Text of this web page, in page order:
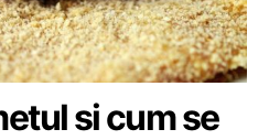
si cum se